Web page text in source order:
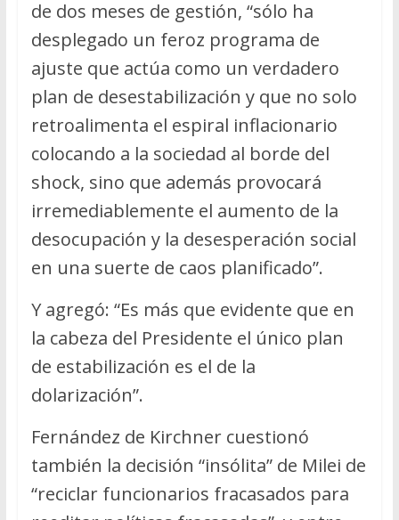
de dos meses de gestión, “sólo ha
desplegado un feroz programa de
ajuste que actúa como un verdadero
plan de desestabilización y que no solo
retroalimenta el espiral inflacionario
colocando a la sociedad al borde del
shock, sino que además provocará
irremediablemente el aumento de la
desocupación y la desesperación social
en una suerte de caos planificado”.
Y agregó: “Es más que evidente que en
la cabeza del Presidente el único plan
de estabilización es el de la
dolarización”.
Fernández de Kirchner cuestionó
también la decisión “insólita” de Milei de
“reciclar funcionarios fracasados para